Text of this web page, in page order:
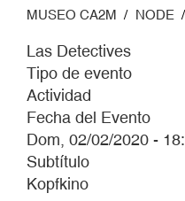
MUSEO CA2M NODE
Las Detectives
Tipo de evento
Actividad
Fecha del Evento
Dom, 02/02/2020 -
Subtítulo
Kopfkino